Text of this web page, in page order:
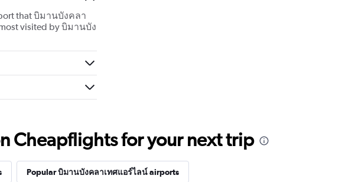
that บิมานบังคลา
visited by บิมานบัง
Cheapflights for your next trip
Popular บิมานบังคลาเทศแอร์ไลน์ airports